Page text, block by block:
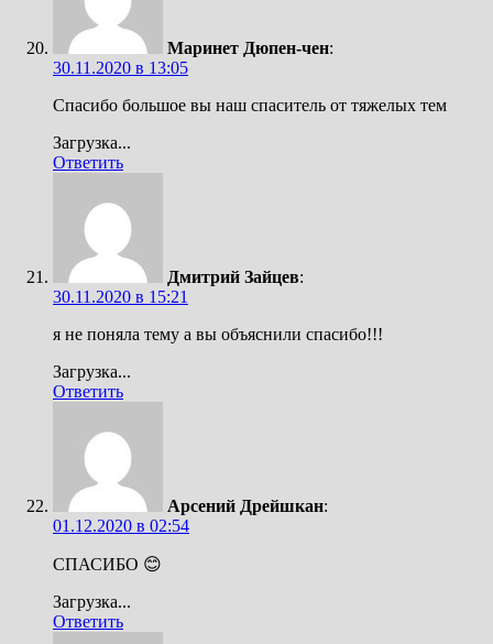
Маринет Дюпен-чен:
30.11.2020 в 13:05
Спасибо большое вы наш спаситель от тяжелых тем
Загрузка...
Ответить
Дмитрий Зайцев:
30.11.2020 в 15:21
я не поняла тему а вы объяснили спасибо!!!
Загрузка...
Ответить
Арсений Дрейшкан:
01.12.2020 в 02:54
СПАСИБО 😊
Загрузка...
Ответить